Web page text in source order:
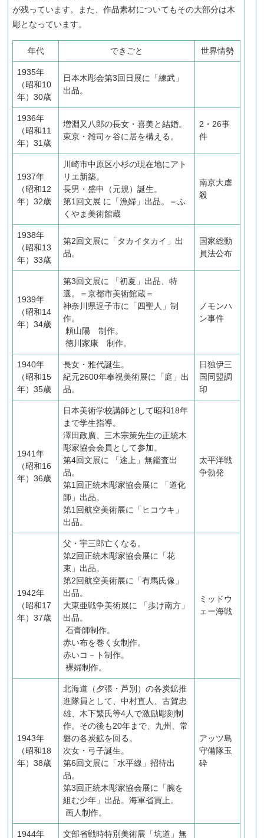
が残っています。また、作品素材についてもその大部分は木
彫となっています。
年代 できごと 世界情勢
1935年
（昭和10
年）30歳
日本木彫会第3回日展に「練武」
出品。
1936年
（昭和11
年）31歳
増淵又八郎の長女・喜美と結婚。
東京・雑司ヶ谷に居を構える。
2・26事
件
1937年
（昭和12
年）32歳
川崎市中原区小杉の現在地にアト
リエ新築。
長男・盛申（元規）誕生。
第1回文展 に「漁婦」出品。＝ふ
くやま美術館蔵
南京大虐
殺
1938年
（昭和13
年）33歳
第2回文展に「タカイタカイ」出
品。
国家総動
員法公布
1939年
（昭和14
年）34歳
第3回文展に 「初夏」出品、特
選。＝京都市美術館蔵＝
神奈川県逗子市に「四聖人」制
作。
頼山陽 制作。
徳川家康 制作。
ノモンハ
ン事件
1940年
（昭和15
年）35歳
長女・雅代誕生。
紀元2600年奉祝美術展に「庭」出
品。
日独伊三
国同盟調
印
1941年
（昭和16
年）36歳
日本美術学校講師として昭和18年
まで学生指導。
澤田政廣、三木宗策先生の正統木
彫家協会会員として参加。
第4回文展に
「途上」無鑑査出
品。
第1回正統木彫家協会展に
「道化
師」出品。
第1回航空美術展に「ヒコウキ」
出品。
太平洋戦
争勃発
1942年
（昭和17
年）37歳
父・宇三郎亡くなる。
第2回正統木彫家協会展に「花
束」出品。
第2回航空美術展に「有馬氏像」
出品。
大東亜戦争美術展に 「歩け南方」
出品。
石膏師制作。
赤い布を巻く女制作。
赤いコ－ト制作。
裸婦制作。
ミッドウ
ェー海戦
1943年
（昭和18
年）38歳
北海道（夕張・芦別）の各炭鉱推
進隊員として、中村直人、古賀忠
雄、木下繁氏等4人で激励彫刻制
作。その後も20年まで、九州、常
磐の各炭鉱を回る。
次女・弓子誕生。
第6回文展に「水平線」招待出
品。
第3回正統木彫家協会展に「腕を
組む少年」出品。海軍省買上。
画人制作。
アッツ島
守備隊玉
砕
1944年 文部省戦時特別美術展「坑道」無